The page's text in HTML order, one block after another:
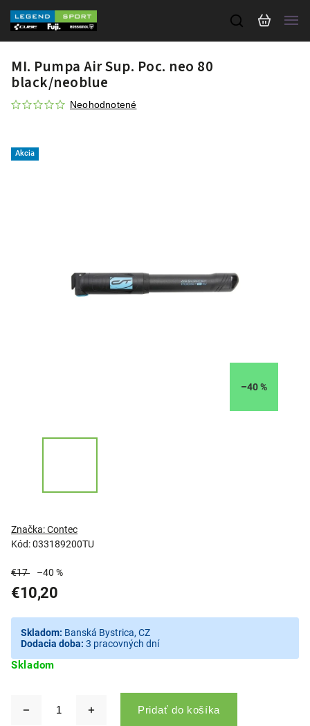
MI. Pumpa Air Sup. Poc. neo 80
black/neoblue
Neohodnotené
Akcia
–40 %
Kód:033189200TU
Značka:Contec
€17 –40 %
€10,20
Skladom
Skladom: Banská Bystrica, CZ
Dodacia doba: 3 pracovných dní
Pridať do košíka